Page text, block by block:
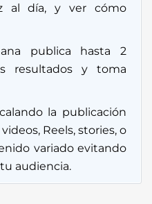
al día, y ver cómo
publica hasta 2
resultados y toma
la publicación
Reels, stories, o
variado evitando
audiencia.